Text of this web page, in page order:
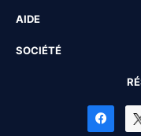
AIDE
SOCIÉTÉ